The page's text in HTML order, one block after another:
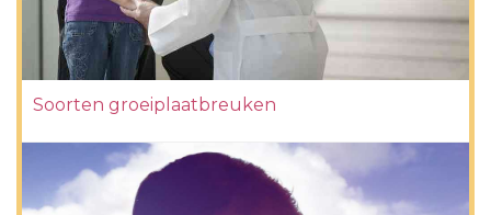
Soorten groeiplaatbreuken